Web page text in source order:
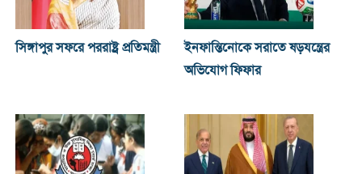
সিঙ্গাপুর সফরে পররাষ্ট্র প্রতিমন্ত্রী
ইনফান্তিনোকে সরাতে ষড়যন্ত্রের
অভিযোগ ফিফার